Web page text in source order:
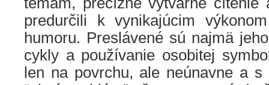
predurčili k vynikajúcim
humoru. Preslávené sú najmä
cykly a používanie osobitej
len na povrchu, ale neúnavne a s